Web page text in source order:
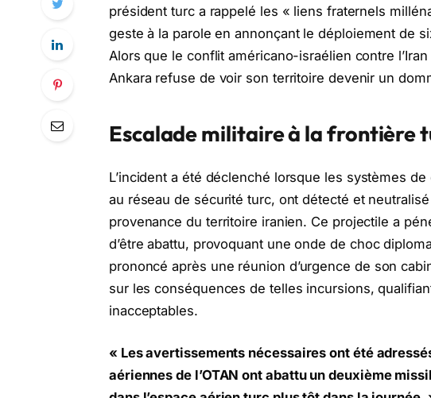
président turc a rappelé les « liens fraternels
geste à la parole en annonçant le déploiement de
Alors que le conflit américano-israélien contre
Ankara refuse de voir son territoire devenir un
Escalade militaire à la frontière
L’incident a été déclenché lorsque les systèmes
au réseau de sécurité turc, ont détecté et
provenance du territoire iranien. Ce projectile a
d’être abattu, provoquant une onde de choc
prononcé après une réunion d’urgence de son
sur les conséquences de telles incursions,
inacceptables.
« Les avertissements nécessaires ont été
aériennes de l’OTAN ont abattu un deuxième